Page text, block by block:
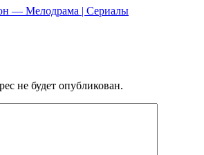
— Мелодрама | Сериалы
не будет опубликован.